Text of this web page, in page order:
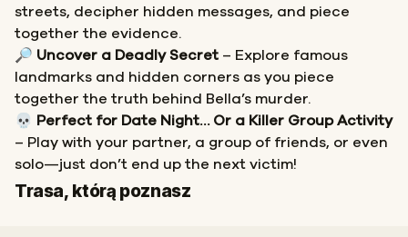
streets, decipher hidden messages, and piece
together the evidence.
🔎 Uncover a Deadly Secret – Explore famous
landmarks and hidden corners as you piece
together the truth behind Bella’s murder.
💀
Perfect for Date Night… Or a Killer Group Activity
– Play with your partner, a group of friends, or even
solo—just don’t end up the next victim!
Trasa, którą poznasz
Start
Meta